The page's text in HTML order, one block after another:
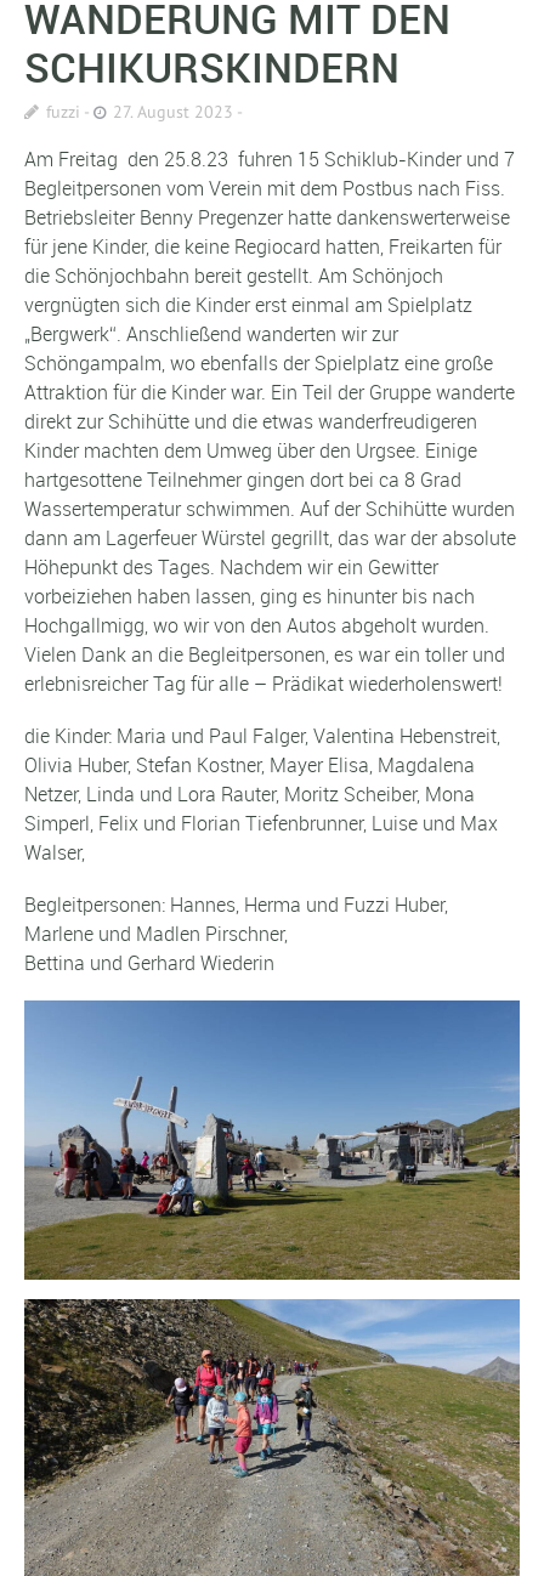
WANDERUNG MIT DEN
SCHIKURSKINDERN
fuzzi 27. August 2023
Am Freitag den 25.8.23 fuhren 15 Schiklub-Kinder und 7
Begleitpersonen vom Verein mit dem Postbus nach Fiss.
Betriebsleiter Benny Pregenzer hatte dankenswerterweise
für jene Kinder, die keine Regiocard hatten, Freikarten für
die Schönjochbahn bereit gestellt. Am Schönjoch
vergnügten sich die Kinder erst einmal am Spielplatz
„Bergwerk“. Anschließend wanderten wir zur
Schöngampalm, wo ebenfalls der Spielplatz eine große
Attraktion für die Kinder war. Ein Teil der Gruppe wanderte
direkt zur Schihütte und die etwas wanderfreudigeren
Kinder machten dem Umweg über den Urgsee. Einige
hartgesottene Teilnehmer gingen dort bei ca 8 Grad
Wassertemperatur schwimmen. Auf der Schihütte wurden
dann am Lagerfeuer Würstel gegrillt, das war der absolute
Höhepunkt des Tages. Nachdem wir ein Gewitter
vorbeiziehen haben lassen, ging es hinunter bis nach
Hochgallmigg, wo wir von den Autos abgeholt wurden.
Vielen Dank an die Begleitpersonen, es war ein toller und
erlebnisreicher Tag für alle – Prädikat wiederholenswert!
die Kinder: Maria und Paul Falger, Valentina Hebenstreit,
Olivia Huber, Stefan Kostner, Mayer Elisa, Magdalena
Netzer, Linda und Lora Rauter, Moritz Scheiber, Mona
Simperl, Felix und Florian Tiefenbrunner, Luise und Max
Walser,
Begleitpersonen: Hannes, Herma und Fuzzi Huber,
Marlene und Madlen Pirschner,
Bettina und Gerhard Wiederin